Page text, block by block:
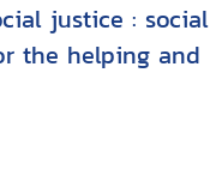
justice : social
the helping and